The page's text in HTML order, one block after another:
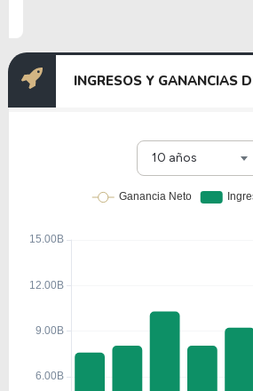
INGRESOS Y GANANCIAS
10 años